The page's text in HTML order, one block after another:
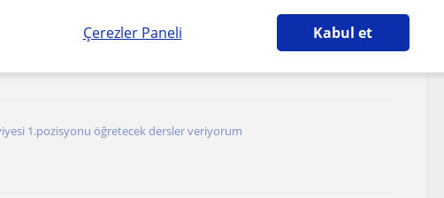
Çerezler Paneli Kabul et
- KEMAN KURSU - KEMAN EĞİTİMİ
1.pozisyonu öğretecek dersler veriyorum